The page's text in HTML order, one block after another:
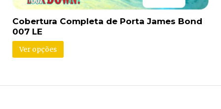
Cobertura Completa de Porta James Bond
007 LE
Ver opções